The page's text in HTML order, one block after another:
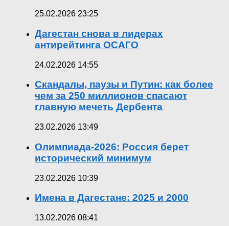
25.02.2026 23:25
Дагестан снова в лидерах
антирейтинга ОСАГО
24.02.2026 14:55
Скандалы, паузы и Путин: как более
чем за 250 миллионов спасают
главную мечеть Дербента
23.02.2026 13:49
Олимпиада-2026: Россия берет
исторический минимум
23.02.2026 10:39
Имена в Дагестане: 2025 и 2000
13.02.2026 08:41